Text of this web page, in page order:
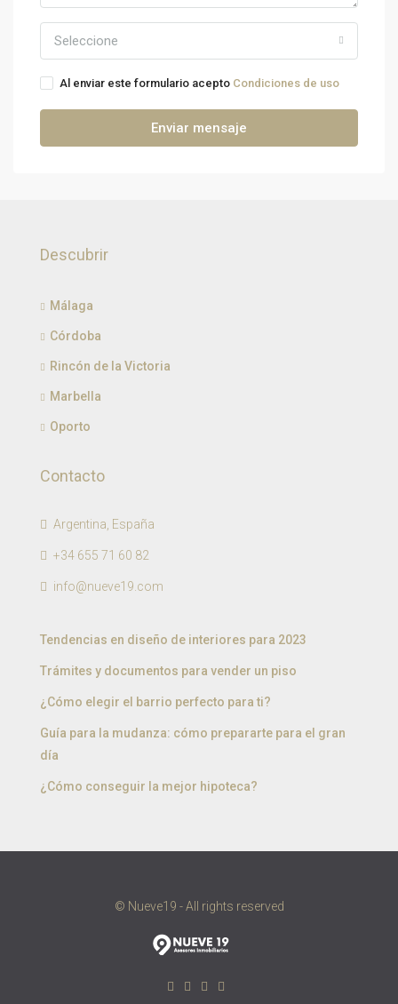
Seleccione
Al enviar este formulario acepto Condiciones de uso
Enviar mensaje
Descubrir
Málaga
Córdoba
Rincón de la Victoria
Marbella
Oporto
Contacto
Argentina, España
+34 655 71 60 82
info@nueve19.com
Tendencias en diseño de interiores para 2023
Trámites y documentos para vender un piso
¿Cómo elegir el barrio perfecto para ti?
Guía para la mudanza: cómo prepararte para el gran
día
¿Cómo conseguir la mejor hipoteca?
© Nueve19 - All rights reserved